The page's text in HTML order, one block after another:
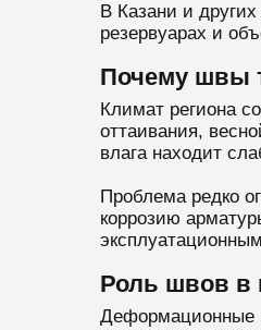
В Казани и
резервуарах и
Почему швы
Климат региона
оттаивания,
влага находит
Проблема редко
коррозию
Роль швов в
Деформационные